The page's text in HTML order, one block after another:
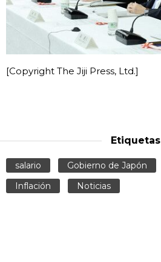
[Copyright The Jiji Press, Ltd.]
Etiquetas
salario Gobierno de Japón
Inflación
Noticias